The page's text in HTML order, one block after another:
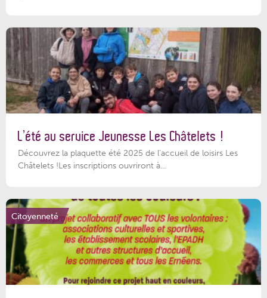
L’été au service Jeunesse Les Châtelets !
Découvrez la plaquette été 2025 de l’accueil de loisirs Les
Châtelets !Les inscriptions ouvriront à...
Citoyenneté